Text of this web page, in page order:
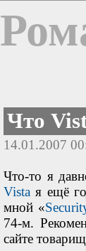
Что
14.01.2007
Что-то я
Vista я ещё
мной «
74-м.
сайте